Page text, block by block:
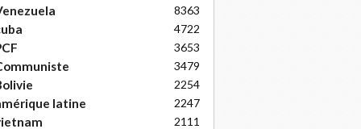
8363
4722
3653
3479
2254
latine 2247
2111